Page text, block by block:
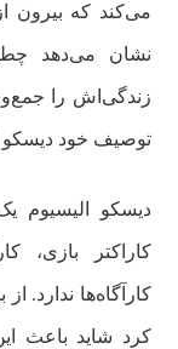
می‌کند که بیرون
نشان می‌دهد
زندگی‌اش را
توصیف خود دیسکو
دیسکو الیسیوم
کاراکتر بازی،
کارآگاه‌ها ندارد.
کرد شاید باعث